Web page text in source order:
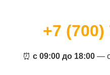
+7 (700)
⏰ с 09:00 до 18:00 —